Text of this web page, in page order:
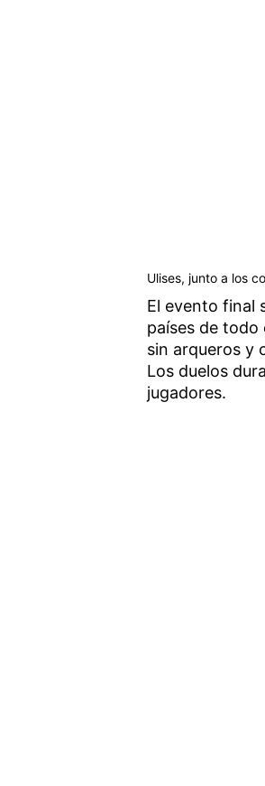
Ulises, junto a los
El evento final
países de
sin arqueros y
Los duelos
jugadores.